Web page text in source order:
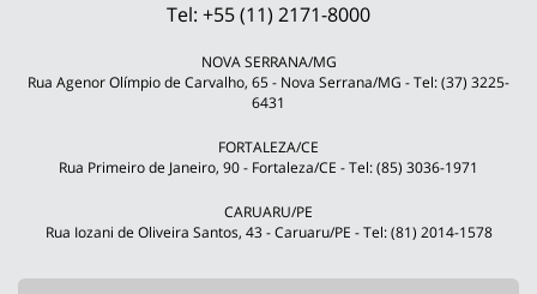
Tel: +55 (11) 2171-8000
NOVA SERRANA/MG
Rua Agenor Olímpio de Carvalho, 65 - Nova Serrana/MG - Tel: (37) 3225-
6431
FORTALEZA/CE
Rua Primeiro de Janeiro, 90 - Fortaleza/CE - Tel: (85) 3036-1971
CARUARU/PE
Rua Iozani de Oliveira Santos, 43 - Caruaru/PE - Tel: (81) 2014-1578